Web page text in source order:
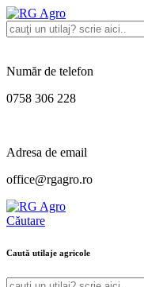
Număr de telefon
0758 306 228
Adresa de email
office@rgagro.ro
Căutare
Caută utilaje agricole